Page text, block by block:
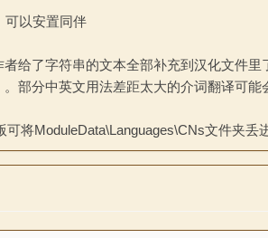
可以安置同伴
给了字符串的文本全部补充到汉化文件里
部分中英文用法差距太大的介词翻译可能
将ModuleData\Languages\CNs文件夹丢